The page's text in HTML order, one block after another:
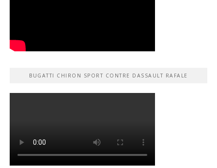
BUGATTI CHIRON SPORT CONTRE DASSAULT RAFALE